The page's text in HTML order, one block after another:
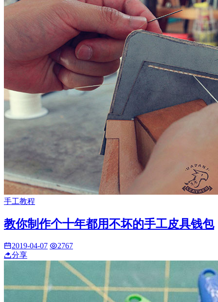
手工教程
教你制作个十年都用不坏的手工皮具钱包
2019-04-07
2767
分享